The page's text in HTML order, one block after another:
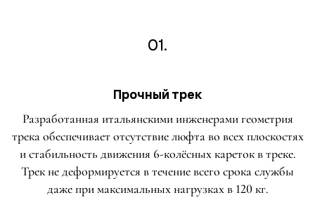
01.
Прочный трек
Разработанная итальянскими инженерами геометрия
трека обеспечивает отсутствие люфта во всех плоскостях
и стабильность движения 6-колёсных кареток в треке.
Трек не деформируется в течение всего срока службы
даже при максимальных нагрузках в 120 кг.